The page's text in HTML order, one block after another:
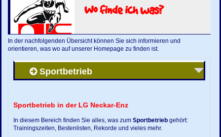
Wo finde ich was?
In der nachfolgenden Übersicht können Sie sich informieren und
orientieren, was wo auf unserer Homepage zu finden ist.
Sportbetrieb
Sportbetrieb in der LG Neckar-Enz
In diesem Bereich finden Sie alles, was zumSportbetrieb gehört:
Trainingszeiten, Bestenlisten, Rekorde und vieles mehr.